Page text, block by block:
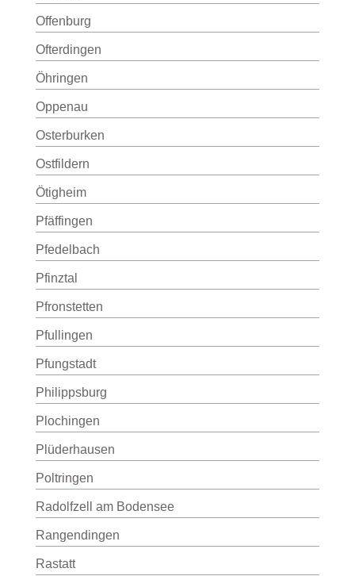
Offenburg
Ofterdingen
Öhringen
Oppenau
Osterburken
Ostfildern
Ötigheim
Pfäffingen
Pfedelbach
Pfinztal
Pfronstetten
Pfullingen
Pfungstadt
Philippsburg
Plochingen
Plüderhausen
Poltringen
Radolfzell am Bodensee
Rangendingen
Rastatt